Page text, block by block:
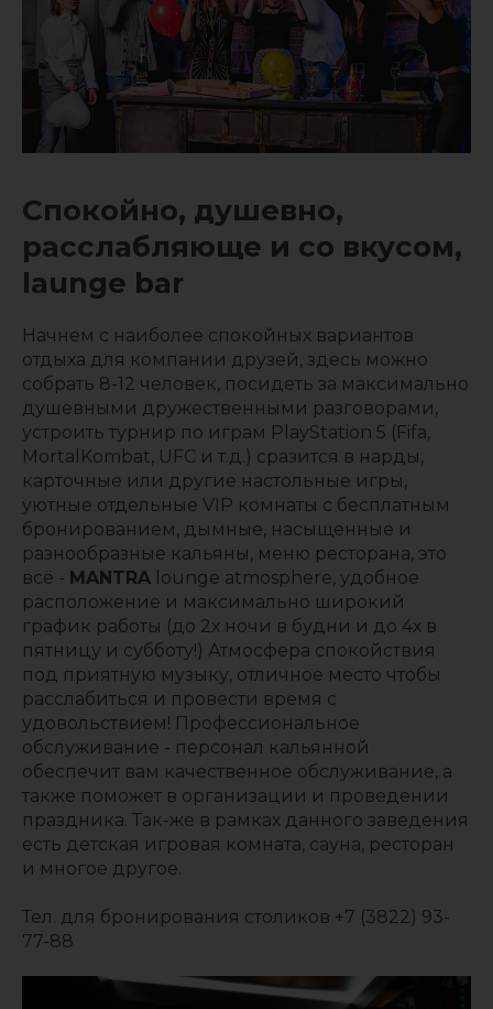
Спокойно, душевно,
расслабляюще и со вкусом,
launge bar
Начнем с наиболее спокойных вариантов
отдыха для компании друзей, здесь можно
собрать 8-12 человек, посидеть за максимально
душевными дружественными разговорами,
устроить турнир по играм PlayStation 5 (Fifa,
MortalKombat, UFC и т.д.) сразится в нарды,
карточные или другие настольные игры,
уютные отдельные VIP комнаты с бесплатным
бронированием, дымные, насыщенные и
разнообразные кальяны, меню ресторана, это
всё - MANTRA lounge atmosphere, удобное
расположение и максимально широкий
график работы (до 2х ночи в будни и до 4х в
пятницу и субботу!) Атмосфера спокойствия
под приятную музыку, отличное место чтобы
расслабиться и провести время с
удовольствием! Профессиональное
обслуживание - персонал кальянной
обеспечит вам качественное обслуживание, а
также поможет в организации и проведении
праздника. Так-же в рамках данного заведения
есть детская игровая комната, сауна, ресторан
и многое другое.
Тел. для бронирования столиков +7 (3822) 93-
77-88